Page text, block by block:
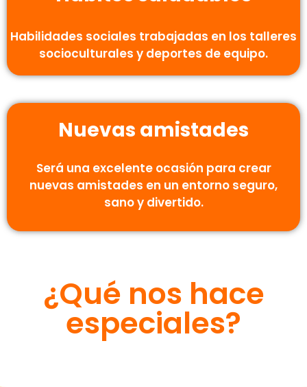
Habilidades sociales trabajadas en los talleres
socioculturales y deportes de equipo.
Nuevas amistades
Será una excelente ocasión para crear
nuevas amistades en un entorno seguro,
sano y divertido.
¿Qué nos hace
especiales?